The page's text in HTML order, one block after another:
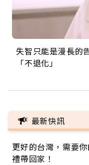
失智只能是漫長的
「不退化」
來自剛果的巧克力
的家，我連作夢都
63歲卸矽谷副總、
丑」走進安養院，
104歲打破金氏世
手，分享長壽的秘
事業巔峰他選擇追
巨蛋！連CNN都大
最新快訊
更好的台灣，需要
禮帶回家！